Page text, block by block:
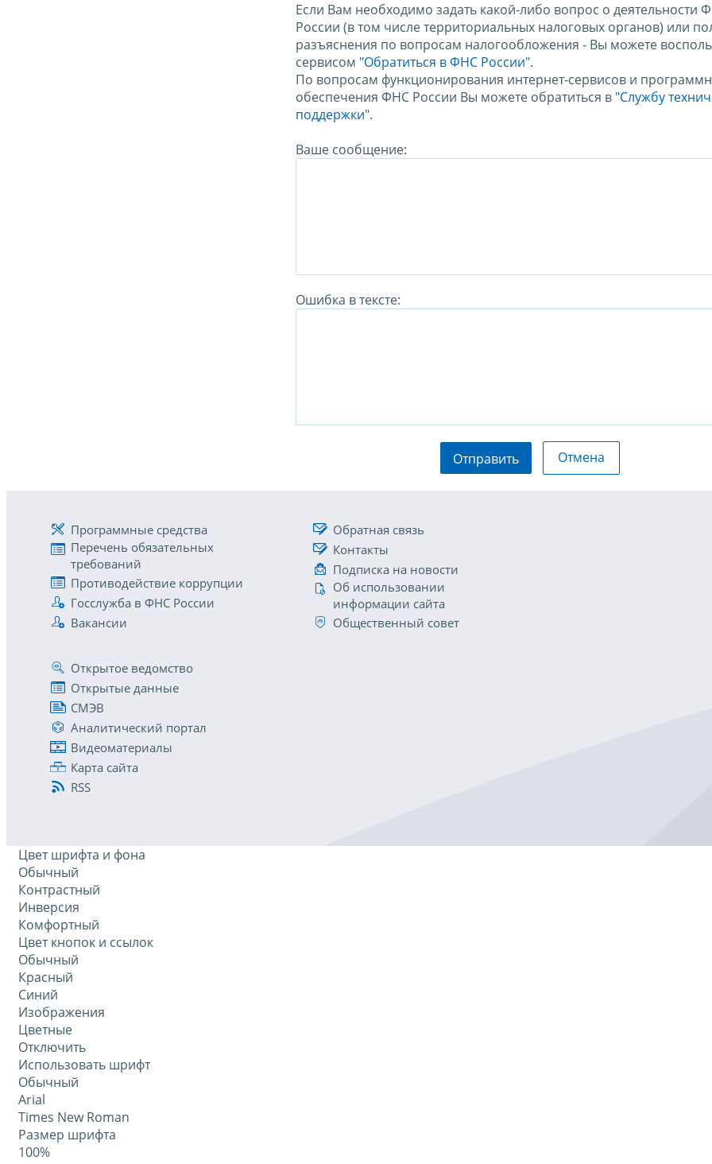
Если Вам необходимо задать какой-либо вопрос о деятельности
России (в том числе территориальных налоговых органов) или
разъяснения по вопросам налогообложения - Вы можете
сервисом "Обратиться в ФНС России".
По вопросам функционирования интернет-сервисов и
обеспечения ФНС России Вы можете обратиться в "Службу
поддержки".
Ваше сообщение:
Ошибка в тексте:
Отправить Отмена
Программные средства
Перечень обязательных
требований
Противодействие коррупции
Госслужба в ФНС России
Вакансии
Обратная связь
Контакты
Подписка на новости
Об использовании
информации сайта
Общественный совет
Открытое ведомство
Открытые данные
СМЭВ
Аналитический портал
Видеоматериалы
Карта сайта
RSS
Цвет шрифта и фона
Обычный
Контрастный
Инверсия
Комфортный
Цвет кнопок и ссылок
Обычный
Красный
Синий
Изображения
Цветные
Отключить
Использовать шрифт
Обычный
Arial
Times New Roman
Размер шрифта
100%